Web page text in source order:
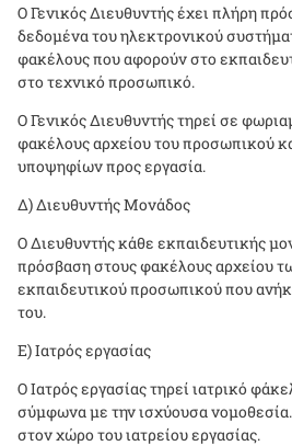
Ο Γενικός Διευθυντής έχει πλήρη
δεδομένα του ηλεκτρονικού
φακέλους που αφορούν στο
στο τεχνικό προσωπικό.
Ο Γενικός Διευθυντής τηρεί σε
φακέλους αρχείου του προσωπικού
υποψηφίων προς εργασία.
Δ) Διευθυντής Μονάδος
Ο Διευθυντής κάθε εκπαιδευτικής
πρόσβαση στους φακέλους αρχείου
εκπαιδευτικού προσωπικού που
του.
Ε) Ιατρός εργασίας
Ο Ιατρός εργασίας τηρεί ιατρικό
σύμφωνα με την ισχύουσα
στον χώρο του ιατρείου εργασίας.